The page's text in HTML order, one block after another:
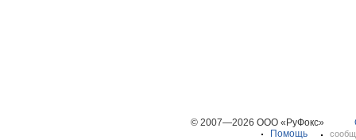
© 2007—2026 ООО «РуФокс»
Помощь